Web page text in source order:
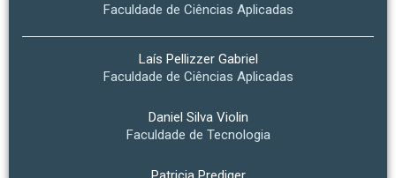
Faculdade de Ciências Aplicadas
Laís Pellizzer Gabriel
Faculdade de Ciências Aplicadas
Daniel Silva Violin
Faculdade de Tecnologia